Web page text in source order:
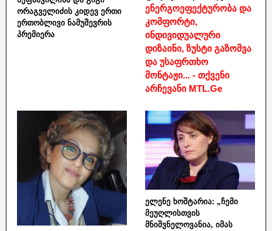
ორაგველიძის კიდევ ერთი
ერთობლივი ნამუშევრის
პრემიერა
ენერგოეფექტურობა და
კომფორტი,
ინდივიდუალური
დიზაინი, ზუსტი გაზომვა
და უსაფრთხო
მონტაჟი... - თქვენი
არჩევანი MTL.Ge
ელენე ხოშტარია: „ჩემი
მეუღლისთვის
მნიშვნელოვანია, იმას